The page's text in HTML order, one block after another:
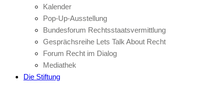
Kalender
Pop-Up-Ausstellung
Bundesforum Rechtsstaatsvermittlung
Gesprächsreihe Lets Talk About Recht
Forum Recht im Dialog
Mediathek
Die Stiftung